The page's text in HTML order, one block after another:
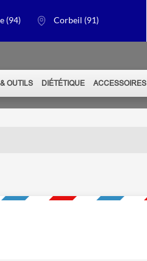
(94) Corbeil (91)
OUTILS DIÉTÉTIQUE ACCESSOIRES